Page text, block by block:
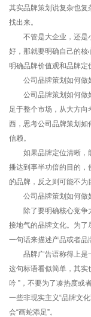
其实品牌策划说复杂也复
找出来。
不管是大企业，还是
好，那就要明确自己的
明确品牌价值观和品牌定
公司品牌策划如何做
公司品牌策划如何做
足于整个市场，从大方
西，思考公司品牌策划
信赖。
如果品牌定位清晰，
播达到事半功倍的目的，
的品牌，反之则可能不为
公司品牌策划如何做
除了要明确核心竞争力
接地气的品牌文化。为了
一句话来描述产品或者品
品牌广告语称得上是一
这句标语看似简单，其实
吟 ”，不要为了凑热度或
一些非现实主义“品牌文
会“画蛇添足”。